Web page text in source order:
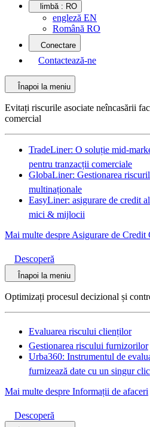
limbă : RO
engleză EN
Română RO
Conectare
Contactează-ne
Înapoi la meniu
Evitați riscurile asociate neîncasării
comercial
TradeLiner: O soluție mid-
pentru tranzacții comerciale
GlobaLiner: Gestionarea
multinaționale
EasyLiner: asigurare de credit
mici & mijlocii
Mai multe despre Asigurare de Credit
Descoperă
Înapoi la meniu
Optimizați procesul decizional și
Evaluarea riscului clienților
Gestionarea riscului furnizorilor
Urba360: Instrumentul de
furnizează date cu un singur clic
Mai multe despre Informații de afaceri
Descoperă